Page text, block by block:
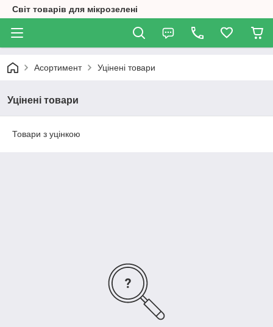
Світ товарів для мікрозелені
Асортимент Уцінені товари
Уцінені товари
Товари з уцінкою